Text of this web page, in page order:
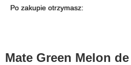
Po zakupie otrzymasz:
Mate Green Melon